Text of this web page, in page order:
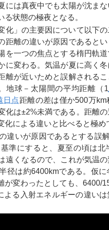
には真夜中でも太陽が沈ま
る状態の極夜となる。
化」の主要因について以下
距離の違いが原因であると
を一つの焦点とする楕円軌
に変わる。気温が夏に高く
離が近いためと誤解される
地球－太陽間の平均距離（1
日点距離の差は僅か500万
化は±2%未満である。距離
化による違いと比べると極め
違いが原因であるとする誤
準にすると、夏至の頃は北
遠くなるので、これが気温
径は約6400kmである。仮
が変わったとしても、6400/
よる入射エネルギーの違い